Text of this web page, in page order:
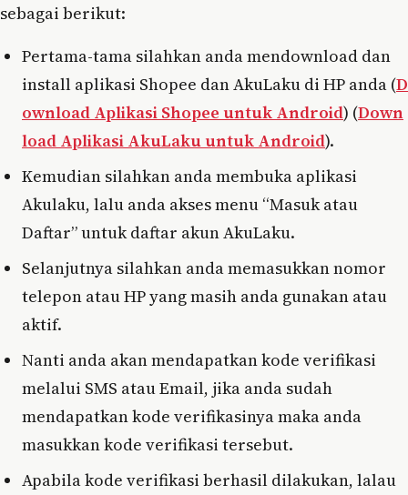
sebagai berikut:
Pertama-tama silahkan anda mendownload dan
install aplikasi Shopee dan AkuLaku di HP anda (D
ownload Aplikasi Shopee untuk Android) (Down
load Aplikasi AkuLaku untuk Android).
Kemudian silahkan anda membuka aplikasi
Akulaku, lalu anda akses menu “Masuk atau
Daftar” untuk daftar akun AkuLaku.
Selanjutnya silahkan anda memasukkan nomor
telepon atau HP yang masih anda gunakan atau
aktif.
Nanti anda akan mendapatkan kode verifikasi
melalui SMS atau Email, jika anda sudah
mendapatkan kode verifikasinya maka anda
masukkan kode verifikasi tersebut.
Apabila kode verifikasi berhasil dilakukan, lalau